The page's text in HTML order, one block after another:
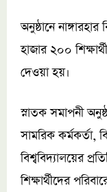
অনুষ্ঠানে
হাজার ২০০
দেওয়া হয়।
স্নাতক সমাপনী
সামরিক কর্মকর্তা,
বিশ্ববিদ্যালয়ের
শিক্ষার্থীদের